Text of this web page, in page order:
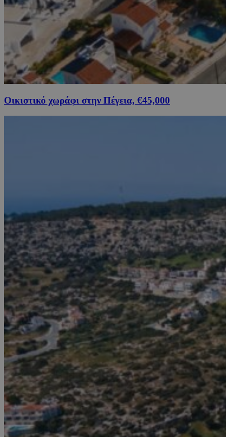
Οικιστικό χωράφι στην Πέγεια, €45,000